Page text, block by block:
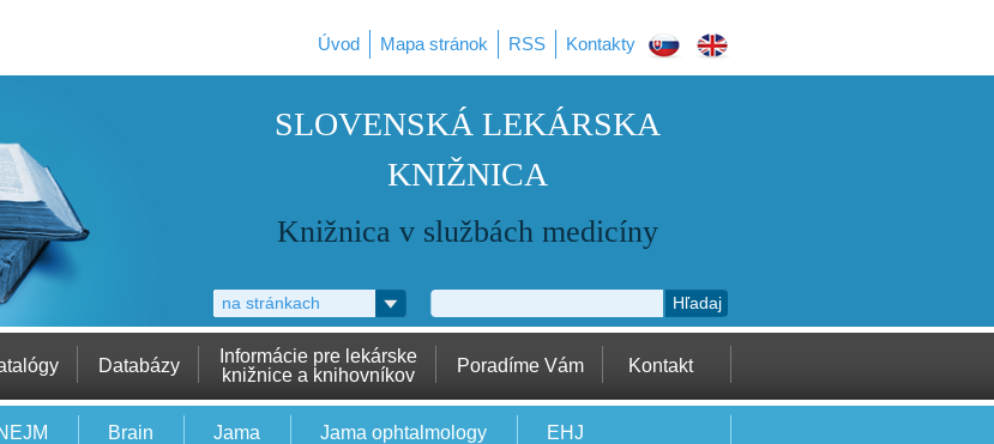
Úvod Mapa stránok RSS Kontakty
SLOVENSKÁ LEKÁRSKA
KNIŽNICA
Knižnica v službách medicíny
na stránkach Hľadaj
Databázy
Informácie pre lekárske
knižnice a knihovníkov
Poradíme Vám Kontakt
Brain Jama Jama ophtalmology EHJ